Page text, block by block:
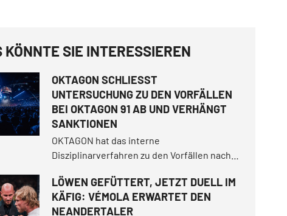
KÖNNTE SIE INTERESSIEREN
OKTAGON SCHLIESST
UNTERSUCHUNG ZU DEN VORFÄLLEN
BEI OKTAGON 91 AB UND VERHÄNGT
SANKTIONEN
OKTAGON hat das interne
Disziplinarverfahren zu den Vorfällen nach
Kölner LANXESS arena abgeschlossen. Auf
Grundlage der Untersuchung wurden gegen
vier Personen Sanktionen verhängt.
LÖWEN GEFÜTTERT, JETZT DUELL IM
KÄFIG: VÉMOLA ERWARTET DEN
NEANDERTALER